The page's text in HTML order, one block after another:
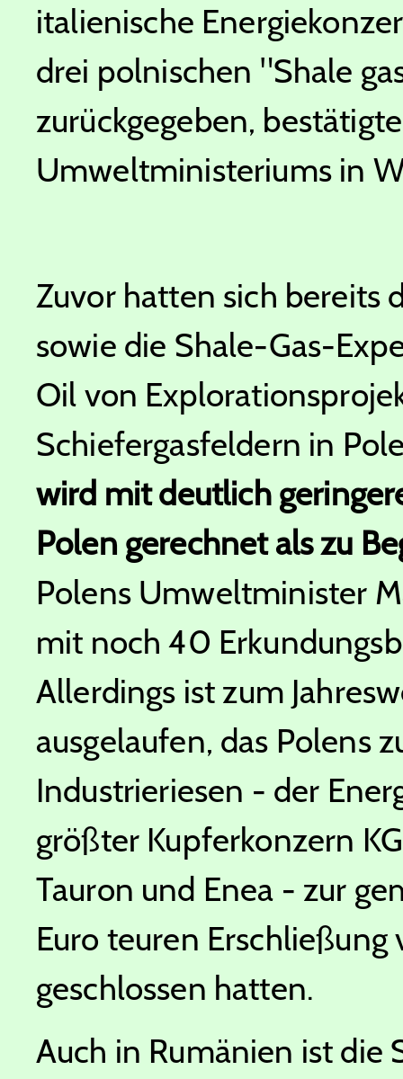
italienische
drei polnischen "Shale
zurückgegeben,
Umweltministeriums in
Zuvor hatten sich bereits
sowie die Shale-Gas-
Oil von
Schiefergasfeldern in
wird mit deutlich
Polen gerechnet als zu
Polens Umweltminister
mit noch 40
Allerdings ist zum
ausgelaufen, das Polens
Industrieriesen - der
größter Kupferkonzern
Tauron und Enea - zur
Euro teuren
geschlossen hatten.
Auch in Rumänien ist die